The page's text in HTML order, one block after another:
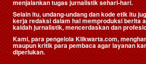
menjalankan tugas jurnalistik sehari-hari.
Selain itu, undang-undang dan kode etik itu
kerja redaksi dalam hal memproduksi berita
kaidah jurnalistik, mencerdaskan dan
Kami, para pengelola Klikwarta.com,
maupun kritik para pembaca agar layanan
diperlukan.